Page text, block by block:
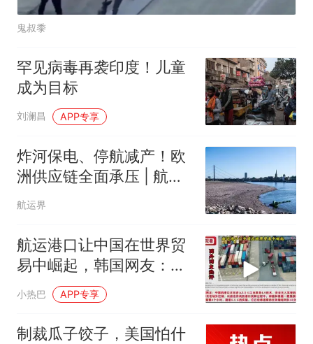
鬼叔黍
罕见病毒再袭印度！儿童
成为目标
刘澜昌 APP专享
炸河保电、停航减产！欧
洲供应链全面承压 | 航运
界
航运界
航运港口让中国在世界贸
易中崛起，韩国网友：见
过韩国釜山港吗？
小热巴 APP专享
制裁瓜子饺子，美国怕什